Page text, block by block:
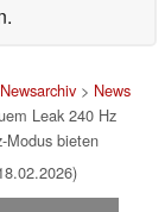
Newsarchiv> News
Leak 240 Hz
Modus bieten